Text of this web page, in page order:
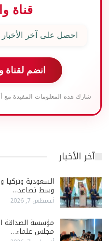
قناة
احصل على آخر
انضم لقناة
شارك هذه المعلومات المفيدة مع
آخر الأخبار
السعودية
وسط تصاعد…
أغسطس 7, 2026
مؤسسة الصداقة
مجلس علماء…